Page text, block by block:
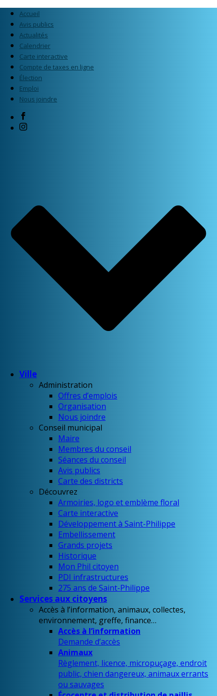
Accueil
Avis publics
Actualités
Calendrier
Carte interactive
Compte de taxes en ligne
Élection
Emploi
Nous joindre
Ville
Administration
Offres d’emplois
Organisation
Nous joindre
Conseil municipal
Maire
Membres du conseil
Séances du conseil
Avis publics
Carte des districts
Découvrez
Armoiries, logo et emblème floral
Carte interactive
Développement à Saint-Philippe
Embellissement
Grands projets
Historique
Mon Phil citoyen
PDI infrastructures
275 ans de Saint-Philippe
Services aux citoyens
Accès à l’information, animaux, collectes,
environnement, greffe, finance…
Accès à l’information
Demande d’accès
Animaux
Règlement, licence, micropuçage, endroit
public, chien dangereux, animaux errants
ou sauvages